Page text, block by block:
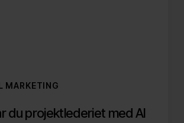
MARKETING
du projektlederiet med AI